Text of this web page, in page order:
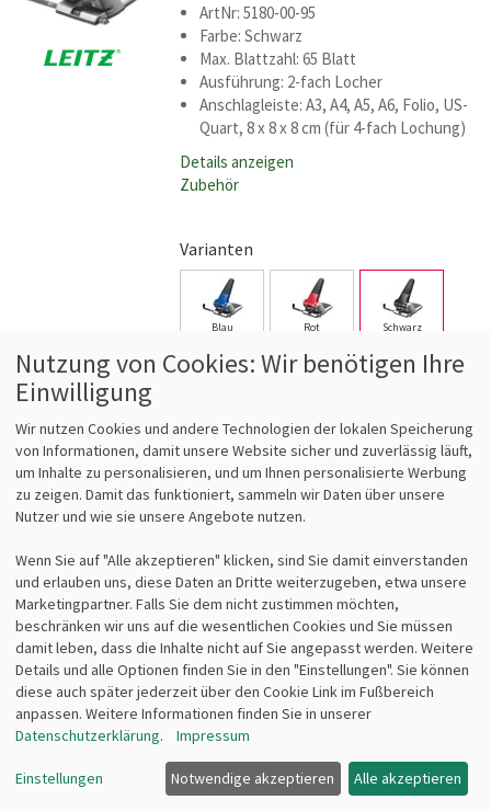
ArtNr: 5180-00-95
Farbe: Schwarz
Max. Blattzahl: 65 Blatt
Ausführung: 2-fach Locher
Anschlagleiste: A3, A4, A5, A6, Folio, US-
Quart, 8 x 8 x 8 cm (für 4-fach Lochung)
Details anzeigen
Zubehör
Varianten
Blau Rot Schwarz
UVP:69,69 €
4% gespart
63,52 €
inkl. MWStzzgl. Versand
(53,38 € zzgl. MWSt)
ab 1
66,86 €
ab 3
64,85 €
ab 5
63,52 €
Nutzung von Cookies: Wir benötigen Ihre
Einwilligung
Wir nutzen Cookies und andere Technologien der lokalen Speicherung
von Informationen, damit unsere Website sicher und zuverlässig läuft,
um Inhalte zu personalisieren, und um Ihnen personalisierte Werbung
zu zeigen. Damit das funktioniert, sammeln wir Daten über unsere
Nutzer und wie sie unsere Angebote nutzen.
Wenn Sie auf "Alle akzeptieren" klicken, sind Sie damit einverstanden
und erlauben uns, diese Daten an Dritte weiterzugeben, etwa unsere
Marketingpartner. Falls Sie dem nicht zustimmen möchten,
beschränken wir uns auf die wesentlichen Cookies und Sie müssen
damit leben, dass die Inhalte nicht auf Sie angepasst werden. Weitere
Details und alle Optionen finden Sie in den "Einstellungen". Sie können
diese auch später jederzeit über den Cookie Link im Fußbereich
anpassen. Weitere Informationen finden Sie in unserer
Datenschutzerklärung. Impressum
Einstellungen Notwendige akzeptieren Alle akzeptieren